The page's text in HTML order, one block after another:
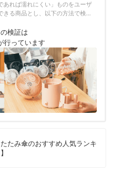
あれば濡れにくい」ものをユーザ
きる商品とし、以下の方法で検証
検証は
行っています
たたみ傘のおすすめ人気ランキ